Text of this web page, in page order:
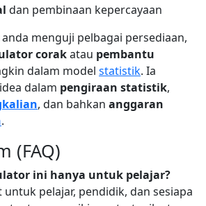
dan pembinaan kepercayaan
menguji pelbagai persediaan,
corakatau pembantu
dalam model statistik. Ia
dalam pengiraan statistik,
, dan bahkan anggaran
.
(FAQ)
ini hanya untuk pelajar?
untuk pelajar, pendidik, dan sesiapa